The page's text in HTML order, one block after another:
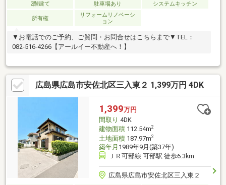
2階建て 駐車場あり システムキッチン
所有権
リフォームリノベーシ
ョン
▼お電話でのご予約、ご質問・お問合せはこちらまで▼TEL：
082-516-4266【アールイー不動産へ！】
広島県広島市安佐北区三入東２ 1,399万円 4DK
1,399万円
間取り 4DK
建物面積112.54m2
土地面積187.97m2
築年月 1989年9月(築37年)
ＪＲ可部線 可部駅 徒歩6.3km
広島県広島市安佐北区三入東２